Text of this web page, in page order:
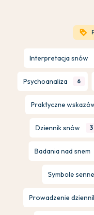
loyalty
Interpretacja snów
Psychoanaliza 6
Praktyczne
Dziennik snów 3
Badania nad snem
Symbole senne
Prowadzenie